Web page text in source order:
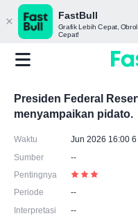
FastBull
Grafik Lebih Cepat,
Cepat!
Presiden Federal
menyampaikan pidato.
Waktu
Jun 2026 16:00
Sumber
--
Pentingnya
Periode
--
Interpretasi
--